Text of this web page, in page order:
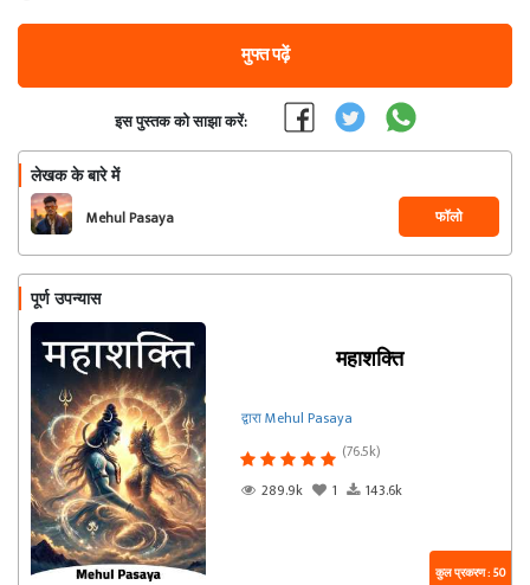
मुफ्त पढ़ें
इस पुस्तक को साझा करें:
लेखक के बारे में
Mehul Pasaya फॉलो
पूर्ण उपन्यास
महाशक्ति
द्वारा Mehul Pasaya
(76.5k)
289.9k
1 143.6k
कुल प्रकरण : 50